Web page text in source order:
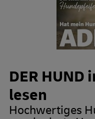
DER HUND
lesen
Hochwertiges